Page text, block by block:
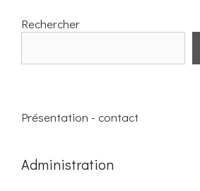
Rechercher
Présentation - contact
Administration